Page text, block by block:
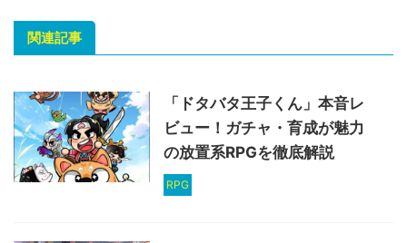
関連記事
「ドタバタ王子くん」本音レ
ビュー！ガチャ・育成が魅力
の放置系RPGを徹底解説
RPG